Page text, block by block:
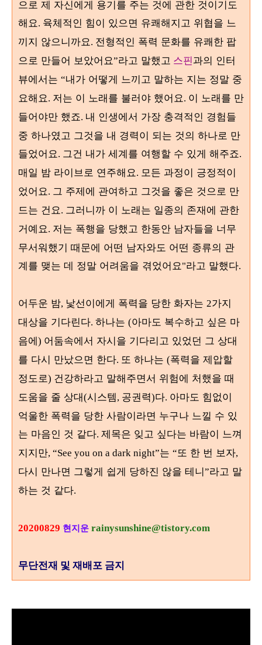
으로 제 자신에게 용기를 주는 것에 관한 것이기도
해요. 육체적인 힘이 있으면 유쾌해지고 위협을 느
끼지 않으니까요. 전형적인 폭력 문화를 유쾌한 팝
으로 만들어 보았어요”라고 말했고 스핀과의 인터
뷰에서는 “내가 어떻게 느끼고 말하는 지는 정말 중
요해요. 저는 이 노래를 불러야 했어요. 이 노래를 만
들어야만 했죠. 내 인생에서 가장 충격적인 경험들
중 하나였고 그것을 내 경력이 되는 것의 하나로 만
들었어요. 그건 내가 세계를 여행할 수 있게 해주죠.
매일 밤 라이브로 연주해요. 모든 과정이 긍정적이
었어요. 그 주제에 관여하고 그것을 좋은 것으로 만
드는 건요. 그러니까 이 노래는 일종의 존재에 관한
거예요. 저는 폭행을 당했고 한동안 남자들을 너무
무서워했기 때문에 어떤 남자와도 어떤 종류의 관
계를 맺는 데 정말 어려움을 겪었어요"라고 말했다.
어두운 밤, 낯선이에게 폭력을 당한 화자는 2가지
대상을 기다린다. 하나는 (아마도 복수하고 싶은 마
음에) 어둠속에서 자시을 기다리고 있었던 그 상대
를 다시 만났으면 한다. 또 하나는 (폭력을 제압할
정도로) 건강하라고 말해주면서 위험에 처했을 때
도움을 줄 상대(시스템, 공권력)다. 아마도 힘없이
억울한 폭력을 당한 사람이라면 누구나 느낄 수 있
는 마음인 것 같다. 제목은 잊고 싶다는 바람이 느껴
지지만, “See you on a dark night”는 “또 한 번 보자,
다시 만나면 그렇게 쉽게 당하진 않을 테니”라고 말
하는 것 같다.
20200829 현지운 rainysunshine@tistory.com
무단전재 및 재배포 금지